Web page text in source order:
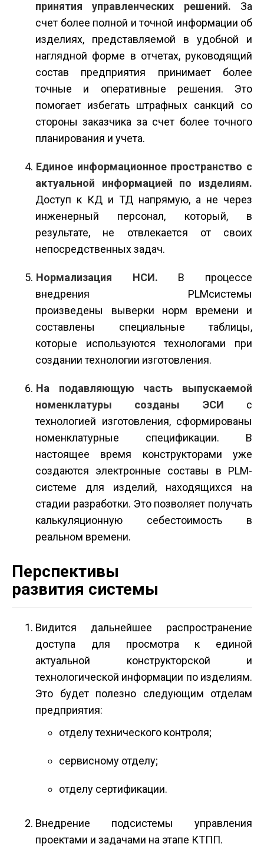
принятия управленческих решений. За
счет более полной и точной информации об
изделиях, представляемой в удобной и
наглядной форме в отчетах, руководящий
состав предприятия принимает более
точные и оперативные решения. Это
помогает избегать штрафных санкций со
стороны заказчика за счет более точного
планирования и учета.
Единое информационное пространство с
актуальной информацией по изделиям.
Доступ к КД и ТД напрямую, а не через
инженерный персонал, который, в
результате, не отвлекается от своих
непосредственных задач.
Нормализация НСИ. В процессе
внедрения PLM­системы
произведены выверки норм времени и
составлены специальные таблицы,
которые используются технологами при
создании технологии изготовления.
На подавляющую часть выпускаемой
номенклатуры созданы ЭСИ с
технологией изготовления, сформированы
номенклатурные спецификации. В
настоящее время конструкторами уже
создаются электронные составы в PLM­
системе для изделий, находящихся на
стадии разработки. Это позволяет получать
калькуляционную себестоимость в
реальном времени.
Перспективы
развития системы
Видится дальнейшее распространение
доступа для просмотра к единой
актуальной конструкторской и
технологической информации по изделиям.
Это будет полезно следующим отделам
предприятия:
отделу технического контроля;
сервисному отделу;
отделу сертификации.
Внедрение подсистемы управления
проектами и задачами на этапе КТПП.